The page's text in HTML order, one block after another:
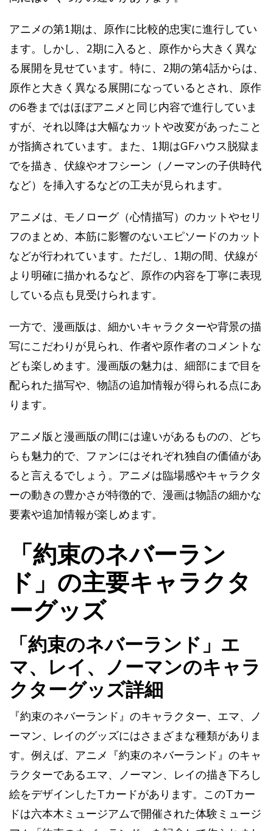
アニメの第1期は、原作に比較的忠実に進行してい
ます。しかし、2期に入ると、原作から大きく異な
る展開を見せています。特に、2期の第4話からは、
原作と大きく異なる展開になっているとされ、原作
の6巻まではほぼアニメと同じ内容で進行していま
すが、それ以降は大幅なカットや改変があったこと
が指摘されています​​。また、1期はGFハウス脱獄ま
でを描き、伏線やオフシーン（ノーマンの子供時代
など）を挿入するなどの工夫が見られます​​。
アニメは、モノローグ（心情描写）のカットやセリ
フのまとめ、本筋に影響のないエピソードのカット
などが行われています。ただし、1期の間、伏線が
より明確に描かれるなど、原作の内容を丁寧に表現
している点も見受けられます​​。
一方で、漫画版は、細かいキャラクターや背景の描
写にこだわりが見られ、作者や原作者のコメントな
ども楽しめます。漫画版の魅力は、細部にまで目を
配られた描写や、物語の追加情報が得られる点にあ
ります​​。
アニメ版と漫画版の間には違いがあるものの、どち
らも魅力的で、ファンにはそれぞれ独自の価値があ
ると言えるでしょう。アニメは臨場感やキャラクタ
ーの動きの豊かさが特徴的で、漫画は物語の細かな
要素や追加情報が楽しめます​​。
「約束のネバーラン
ド」の主要キャラクタ
ーグッズ
「約束のネバーランド」エ
マ、レイ、ノーマンのキャラ
クターグッズ詳細
『約束のネバーランド』のキャラクター、エマ、ノ
ーマン、レイのグッズにはさまざまな種類がありま
す。例えば、アニメ『約束のネバーランド』のキャ
ラクターであるエマ、ノーマン、レイの描き下ろし
絵をデザインしたTカードがあります。このTカー
ドは六本木ミュージアムで開催された体験ミュージ